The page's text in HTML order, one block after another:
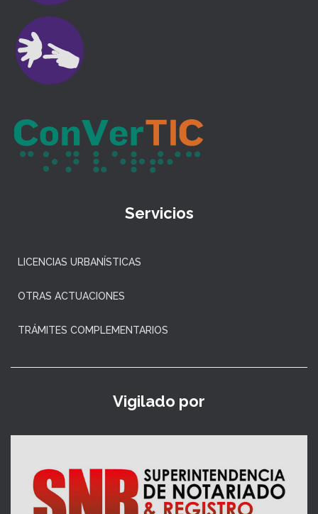
Servicios
LICENCIAS URBANÍSTICAS
OTRAS ACTUACIONES
TRÁMITES COMPLEMENTARIOS
Vigilado por